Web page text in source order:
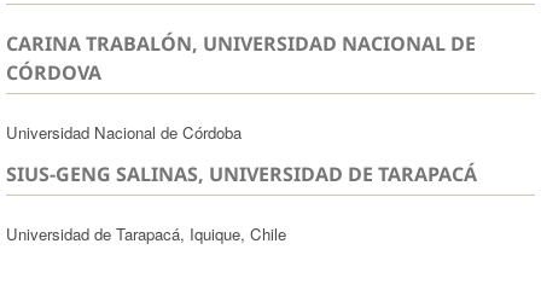
CARINA TRABALÓN, UNIVERSIDAD NACIONAL DE
CÓRDOVA
Universidad Nacional de Córdoba
SIUS-GENG SALINAS, UNIVERSIDAD DE TARAPACÁ
Universidad de Tarapacá, Iquique, Chile